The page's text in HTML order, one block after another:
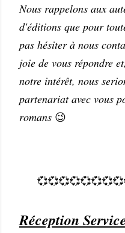
Nous rappelons aux
d'éditions que pour
pas hésiter à nous
joie de vous répondre
notre intérêt, nous
partenariat avec vous
romans 😉
Réception